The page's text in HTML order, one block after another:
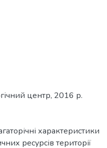
центр, 2016 р.
характеристики
ресурсів території